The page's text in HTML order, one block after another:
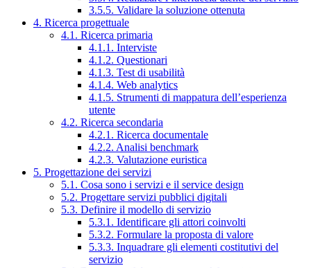
3.5.5. Validare la soluzione ottenuta
4. Ricerca progettuale
4.1. Ricerca primaria
4.1.1. Interviste
4.1.2. Questionari
4.1.3. Test di usabilità
4.1.4. Web analytics
4.1.5. Strumenti di mappatura dell’esperienza
utente
4.2. Ricerca secondaria
4.2.1. Ricerca documentale
4.2.2. Analisi benchmark
4.2.3. Valutazione euristica
5. Progettazione dei servizi
5.1. Cosa sono i servizi e il service design
5.2. Progettare servizi pubblici digitali
5.3. Definire il modello di servizio
5.3.1. Identificare gli attori coinvolti
5.3.2. Formulare la proposta di valore
5.3.3. Inquadrare gli elementi costitutivi del
servizio